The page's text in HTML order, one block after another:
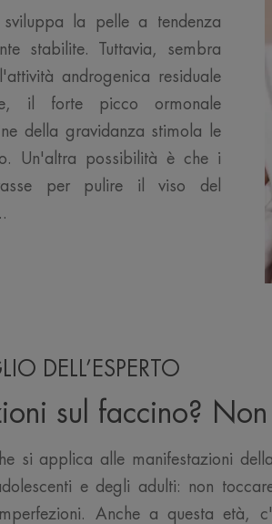
la pelle a tendenza
stabilite. Tuttavia, sembra
androgenica residuale
il forte picco ormonale
della gravidanza stimola le
Un'altra possibilità è che i
per pulire il viso del
DELL’ESPERTO
sul faccino?
si applica alle manifestazioni
e degli adulti: non
Anche a questa età,